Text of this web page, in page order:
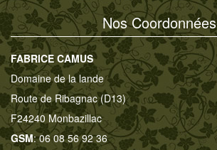
Nos Coordonnées
FABRICE CAMUS
Domaine de la lande
Route de Ribagnac (D13)
F24240 Monbazillac
GSM: 06 08 56 92 36